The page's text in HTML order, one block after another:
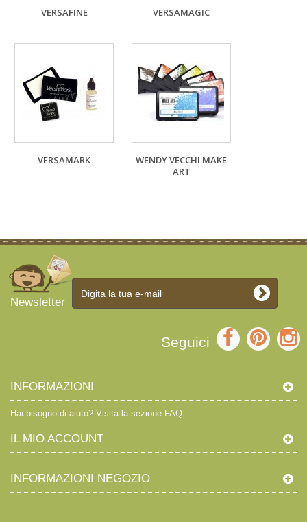
VERSAFINE VERSAMAGIC
VERSAMARK
WENDY VECCHI MAKE
ART
Newsletter
Seguici
INFORMAZIONI
Hai bisogno di aiuto? Visita la sezione FAQ
IL MIO ACCOUNT
INFORMAZIONI NEGOZIO